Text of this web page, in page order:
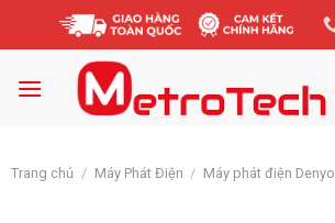
Trang chủ / Máy Phát Điện / Máy phát điện Denyo